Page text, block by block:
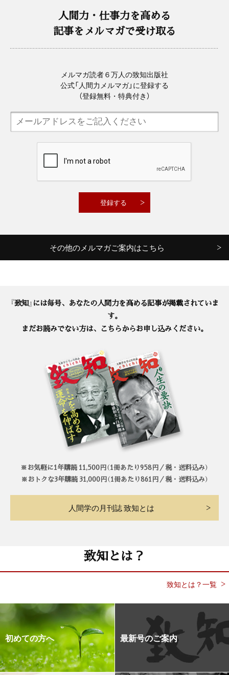
人間力・仕事力を高める
記事をメルマガで受け取る
メルマガ読者６万人の致知出版社
公式「人間力メルマガ」に登録する
（登録無料・特典付き）
その他のメルマガご案内はこちら
『致知』には毎号、あなたの人間力を高める記事が掲載されていま
す。
まだお読みでない方は、こちらからお申し込みください。
※お気軽に1年購読 11,500円（1冊あたり958円／税・送料込み）
※おトクな3年購読 31,000円（1冊あたり861円／税・送料込み）
人間学の月刊誌 致知とは
致知とは？
致知とは？一覧
初めての方へ 最新号のご案内